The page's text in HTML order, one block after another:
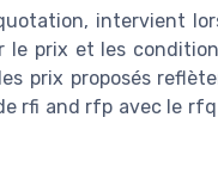
intervient
le prix et les
prix proposés
rfi and rfp avec le